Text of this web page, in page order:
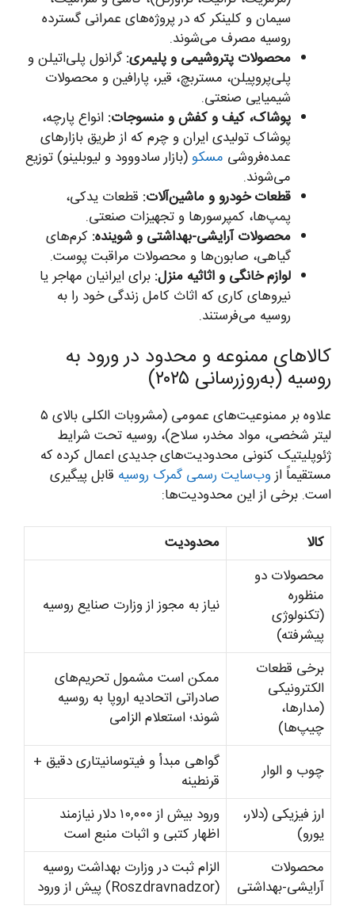
سیمان و کلینکر که در پروژه‌های عمرانی گسترده
روسیه مصرف می‌شوند.
محصولات پتروشیمی و پلیمری: گرانول پلی‌اتیلن و
پلی‌پروپیلن، مستربچ، قیر، پارافین و محصولات
شیمیایی صنعتی.
پوشاک، کیف و کفش و منسوجات: انواع پارچه،
پوشاک تولیدی ایران و چرم که از طریق بازارهای
عمده‌فروشی مسکو(بازار سادووود و لیوبلینو) توزیع
می‌شوند.
قطعات خودرو و ماشین‌آلات: قطعات یدکی،
پمپ‌ها، کمپرسورها و تجهیزات صنعتی.
محصولات آرایشی-بهداشتی و شوینده: کرم‌های
گیاهی، صابون‌ها و محصولات مراقبت پوست.
لوازم خانگی و اثاثیه منزل: برای ایرانیان مهاجر یا
نیروهای کاری که اثاث کامل زندگی خود را به
روسیه می‌فرستند.
کالاهای ممنوعه و محدود در ورود به
روسیه (به‌روزرسانی ۲۰۲۵)
علاوه بر ممنوعیت‌های عمومی (مشروبات الکلی بالای ۵
لیتر شخصی، مواد مخدر، سلاح)، روسیه تحت شرایط
ژئوپلیتیک کنونی محدودیت‌های جدیدی اعمال کرده که
مستقیماً ازوب‌سایت رسمی گمرک روسیه قابل پیگیری
است. برخی از این محدودیت‌ها:
کالا
محدودیت
محصولات دو
منظوره
(تکنولوژی
پیشرفته)
نیاز به مجوز از وزارت صنایع روسیه
برخی قطعات
الکترونیکی
(مدارها،
چیپ‌ها)
ممکن است مشمول تحریم‌های
صادراتی اتحادیه اروپا به روسیه
شوند؛ استعلام الزامی
چوب و الوار
گواهی مبدأ و فیتوسانیتاری دقیق +
قرنطینه
ارز فیزیکی (دلار،
یورو)
ورود بیش از ۱۰,۰۰۰ دلار نیازمند
اظهار کتبی و اثبات منبع است
محصولات
آرایشی-بهداشتی
الزام ثبت در وزارت بهداشت روسیه
(Roszdravnadzor) پیش از ورود